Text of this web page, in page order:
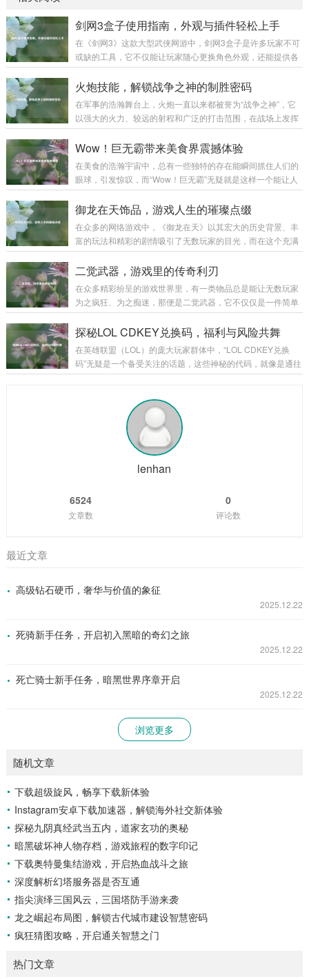
剑网3盒子使用指南，外观与插件轻松上手
在《剑网3》这款大型武侠网游中，剑网3盒子是许多玩家不可
或缺的工具，它不仅能让玩家随心更换角色外观，还能提供各
种实用插件，极大地提升游戏体验,下面就为大家详细介绍剑网
3盒子的使用方法。 下载与安装 你需要前往剑网3盒子的官方
网站，在搜索引擎中输入“剑网3盒子”，认准官方标识的网站进
入，在官网首页，通常会有醒目的“下载”按钮，点击后选择适
合你系统的版本进行下载，下载完成后，找到安装包文件，双
安装在系统盘，以免影响电脑性能...
火炮技能，解锁战争之神的制胜密码
在军事的浩瀚舞台上，火炮一直以来都被誉为“战争之神”，它
以强大的火力、较远的射程和广泛的打击范围，在战场上发挥
着举足轻重的作用，而火炮技能，则是让这尊“战争之神”真正
展现威力的制胜密码。 火炮技能涵盖了多个方面，从最基础的
操作技能到复杂的战术运用,每一个环节都决定着火炮在战场上
能否发挥出最大效能。 操作技能是火炮技能的基石，一名合格
的火炮手，首先要熟练掌握火炮的装填、瞄准和发射等基本操
装填方式和要求，装填的速度和准确性...
Wow！巨无霸带来美食界震撼体验
在美食的浩瀚宇宙中，总有一些独特的存在能瞬间抓住人们的
眼球，引发惊叹，而“Wow！巨无霸”无疑就是这样一个能让人
发出由衷赞叹的美食奇迹。 “Wow！巨无霸”，单是这个名字就
充满了魔力。“Wow”代表着惊叹、震撼，而“巨无霸”则明确了
它的体量与霸气，当它第一次出现在人们的视野中时，那种视
觉上的冲击感就如同看到一座美食小山般，让人忍不住脱口而
出“Wow”。 从外观来看，“Wow！巨无霸”拥有令人咋舌的尺
一座小山丘，那金黄酥...
御龙在天饰品，游戏人生的璀璨点缀
在众多的网络游戏中，《御龙在天》以其宏大的历史背景、丰
富的玩法和精彩的剧情吸引了无数玩家的目光，而在这个充满
热血与激情的游戏世界里，御龙在天饰品宛如一颗颗璀璨的明
珠,为玩家们的游戏体验增添了别样的光彩。 御龙在天饰品不仅
仅是一种装饰，更是实力与身份的象征，从最初级的简单饰品
到高级的珍稀饰品，每一件都承载着玩家的心血与努力，当玩
家初入游戏，那些基础的饰品或许只能提供一些微不足道的属
村蹒跚学步,逐渐熟悉这个陌生而又充满魅力的...
二觉武器，游戏里的传奇利刃
在众多精彩纷呈的游戏世界里，有一类物品总是能让无数玩家
为之疯狂、为之痴迷，那便是二觉武器，它不仅仅是一件简单
的装备，更是玩家们在游戏征程中的荣耀象征,是实力的具象化
体现。 二觉武器往往伴随着角色的二次觉醒而出现，当玩家历
经千辛万苦，将角色培养到一定阶段，解锁二次觉醒的那一
刻，二觉武器就如同神秘宝藏一般，在游戏的迷雾中逐渐露出
它的锋芒，它的出现，标志着角色进入了一个全新的境界,拥有
疑是游戏美术设计的精华所在，每一把二觉...
探秘LOL CDKEY兑换码，福利与风险共舞
在英雄联盟（LOL）的庞大玩家群体中，“LOL CDKEY兑换
码”无疑是一个备受关注的话题，这些神秘的代码，就像是通往
游戏宝藏世界的钥匙，吸引着无数玩家去追寻和探索。 CDKE
联盟官方指定的兑换页面输入这些代码，从而获得各种游戏内
的奖励，这些奖励可谓丰富多彩，从稀有的英雄皮肤、珍贵的
英雄角色，到各种游戏道具和加成，应有尽有，对于玩家而
言，一个有效的CDKEY兑换码就像是一份意外之喜，能让他们
在游戏中获得更多的乐趣和优势...
lenhan
6524
文章数
0
评论数
最近文章
高级钻石硬币，奢华与价值的象征
2025.12.22
死骑新手任务，开启初入黑暗的奇幻之旅
2025.12.22
死亡骑士新手任务，暗黑世界序章开启
2025.12.22
浏览更多
随机文章
下载超级旋风，畅享下载新体验
Instagram安卓下载加速器，解锁海外社交新体验
探秘九阴真经武当五内，道家玄功的奥秘
暗黑破坏神人物存档，游戏旅程的数字印记
下载奥特曼集结游戏，开启热血战斗之旅
深度解析幻塔服务器是否互通
指尖演绎三国风云，三国塔防手游来袭
龙之崛起布局图，解锁古代城市建设智慧密码
疯狂猜图攻略，开启通关智慧之门
热门文章